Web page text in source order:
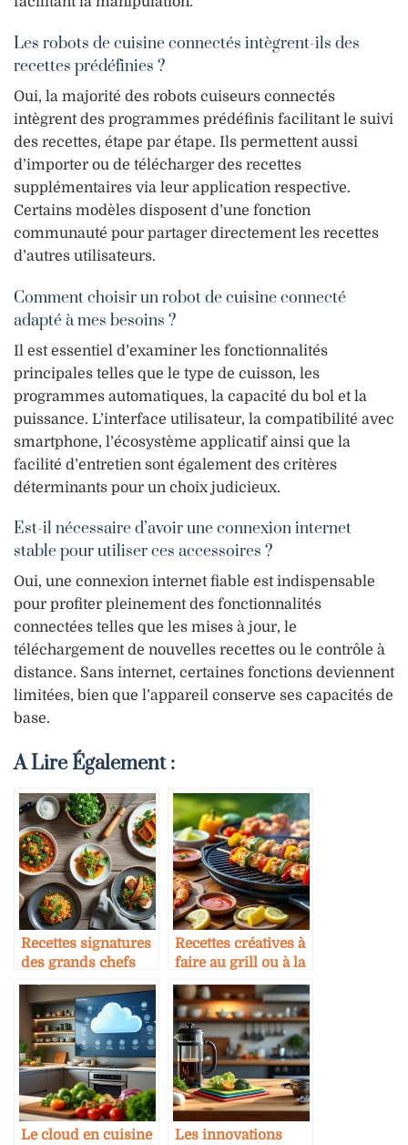
Les robots de cuisine connectés intègrent-ils des
recettes prédéfinies ?
Oui, la majorité des robots cuiseurs connectés
intègrent des programmes prédéfinis facilitant le suivi
des recettes, étape par étape. Ils permettent aussi
d’importer ou de télécharger des recettes
supplémentaires via leur application respective.
Certains modèles disposent d’une fonction
communauté pour partager directement les recettes
d’autres utilisateurs.
Comment choisir un robot de cuisine connecté
adapté à mes besoins ?
Il est essentiel d’examiner les fonctionnalités
principales telles que le type de cuisson, les
programmes automatiques, la capacité du bol et la
puissance. L’interface utilisateur, la compatibilité avec
smartphone, l’écosystème applicatif ainsi que la
facilité d’entretien sont également des critères
déterminants pour un choix judicieux.
Est-il nécessaire d’avoir une connexion internet
stable pour utiliser ces accessoires ?
Oui, une connexion internet fiable est indispensable
pour profiter pleinement des fonctionnalités
connectées telles que les mises à jour, le
téléchargement de nouvelles recettes ou le contrôle à
distance. Sans internet, certaines fonctions deviennent
limitées, bien que l’appareil conserve ses capacités de
base.
A Lire Également :
Recettes signatures
des grands chefs
avec matériel
minimaliste
Recettes créatives à
faire au grill ou à la
plancha
Le cloud en cuisine
Les innovations